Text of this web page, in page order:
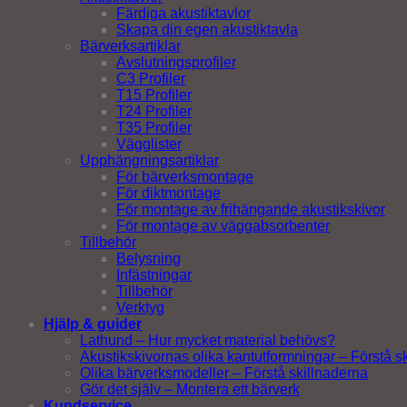
Färdiga akustiktavlor
Skapa din egen akustiktavla
Bärverksartiklar
Avslutningsprofiler
C3 Profiler
T15 Profiler
T24 Profiler
T35 Profiler
Vägglister
Upphängningsartiklar
För bärverksmontage
För diktmontage
För montage av frihängande akustikskivor
För montage av väggabsorbenter
Tillbehör
Belysning
Infästningar
Tillbehör
Verktyg
Hjälp & guider
Lathund – Hur mycket material behövs?
Akustikskivornas olika kantutformningar – Förstå
Olika bärverksmodeller – Förstå skillnaderna
Gör det själv – Montera ett bärverk